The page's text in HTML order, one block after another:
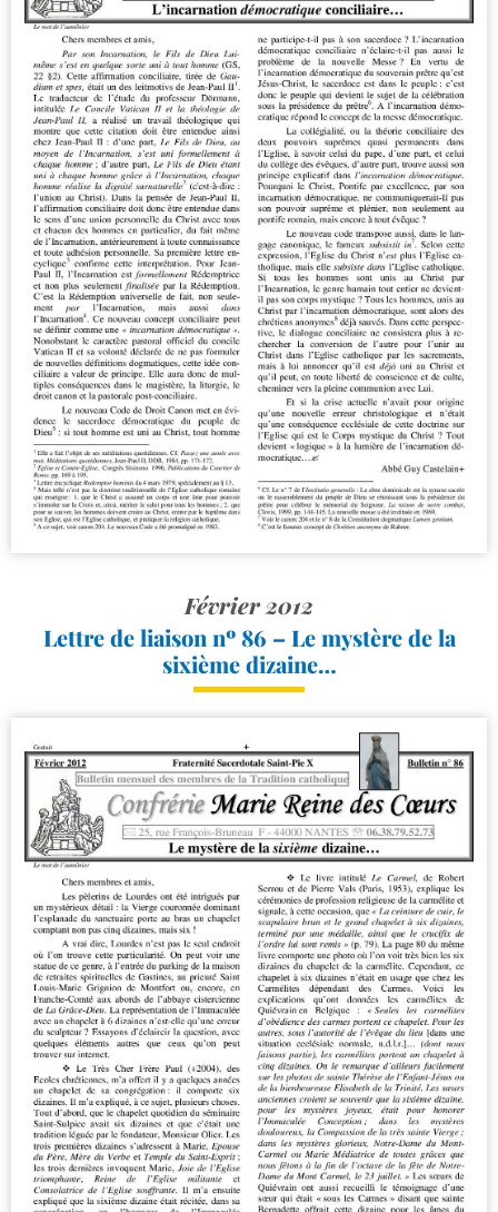
Février 2012
Lettre de liaison nº 86 – Le mystère de la
sixième dizaine…